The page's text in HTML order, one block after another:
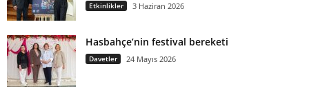
Etkinlikler 3 Haziran 2026
Hasbahçe’nin festival bereketi
Davetler 24 Mayıs 2026